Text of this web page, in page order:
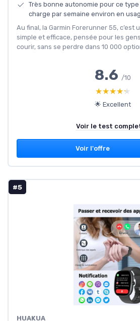
Très bonne autonomie pour ce
charge par semaine environ en
Au final, la Garmin Forerunner 55, c’est
simple et efficace, pensée pour les
courir, sans se perdre dans 10 000
8.6 /10
★★★★★
★★★★★
🌟 Excellent
Voir le test
Voir l'offre
#5
‎HUAKUA